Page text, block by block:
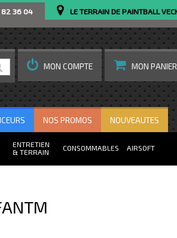
LE TERRAIN DE PAINTBALL
82 36 04
MON COMPTE MON PANIER
ENTRETIEN
TERRAIN
CONSOMMABLES AIRSOFT
NOS PROMOS NOUVEAUTES